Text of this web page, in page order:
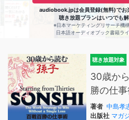
audiobook.jpは会員登録(無料)でお
聴き放題プランはいつでも解
※日本マーケティングリサーチ機
日本語オーディオブック書籍ラ
聴き放題対象
30歳か
勝の仕
著者 中島孝
出版社 マガ